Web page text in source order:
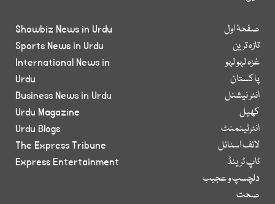
صفحۂ اول
تازہ ترین
غزہ لہو لہو
پاکستان
انٹر نیشنل
کھیل
انٹرٹینمنٹ
لائف اسٹائل
ٹاپ ٹرینڈ
دلچسپ و عجیب
صحت
Showbiz News in Urdu
Sports News in Urdu
International News in
Urdu
Business News in Urdu
Urdu Magazine
Urdu Blogs
The Express Tribune
Express Entertainment